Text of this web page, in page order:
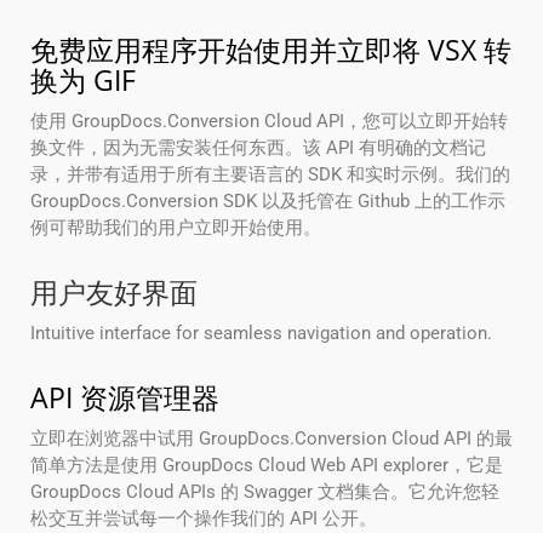
免费应用程序开始使用并立即将 VSX 转
换为 GIF
使用 GroupDocs.Conversion Cloud API，您可以立即开始转
换文件，因为无需安装任何东西。该 API 有明确的文档记
录，并带有适用于所有主要语言的 SDK 和实时示例。我们的
GroupDocs.Conversion SDK 以及托管在 Github 上的工作示
例可帮助我们的用户立即开始使用。
用户友好界面
Intuitive interface for seamless navigation and operation.
API 资源管理器
立即在浏览器中试用 GroupDocs.Conversion Cloud API 的最
简单方法是使用 GroupDocs Cloud Web API explorer，它是
GroupDocs Cloud APIs 的 Swagger 文档集合。它允许您轻
松交互并尝试每一个操作我们的 API 公开。